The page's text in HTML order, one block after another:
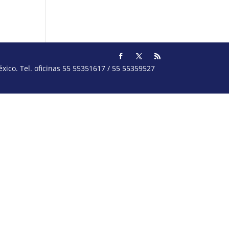
Tel. oficinas 55 55351617 / 55 55359527